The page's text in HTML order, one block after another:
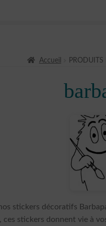
Accueil PRODUITS
stickers décoratifs
stickers donnent vie à